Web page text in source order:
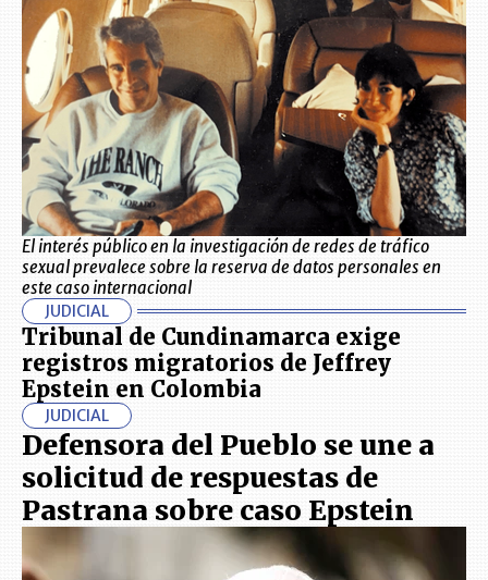
El interés público en la investigación de redes de tráfico
sexual prevalece sobre la reserva de datos personales en
este caso internacional
JUDICIAL
Tribunal de Cundinamarca exige
registros migratorios de Jeffrey
Epstein en Colombia
JUDICIAL
Defensora del Pueblo se une a
solicitud de respuestas de
Pastrana sobre caso Epstein